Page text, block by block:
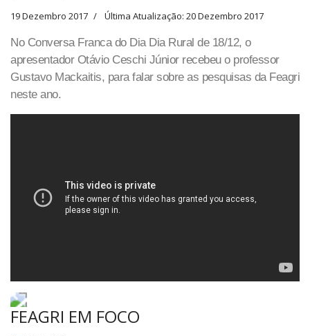
19 Dezembro 2017 Última Atualização: 20 Dezembro 2017
No Conversa Franca do Dia Dia Rural de 18/12, o
apresentador Otávio Ceschi Júnior recebeu o professor
Gustavo Mackaitis, para falar sobre as pesquisas da Feagri
neste ano.
FEAGRI EM FOCO